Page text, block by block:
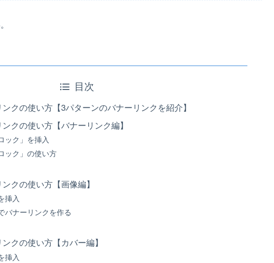
目次
ンクの使い方【3パターンのバナーリンクを紹介】
ンクの使い方【バナーリンク編】
ック」を挿入
ック」の使い方
クの使い方【画像編】
挿入
バナーリンクを作る
クの使い方【カバー編】
挿入